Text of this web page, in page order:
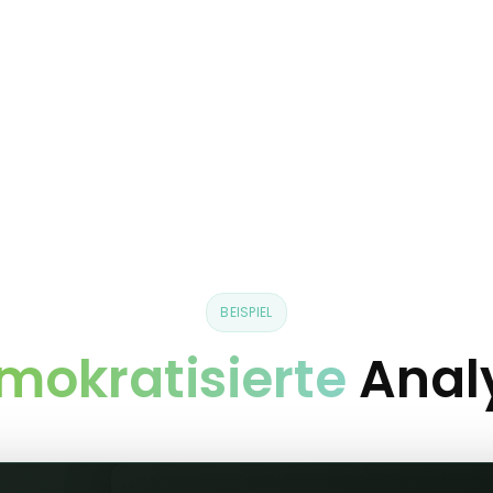
BEISPIEL